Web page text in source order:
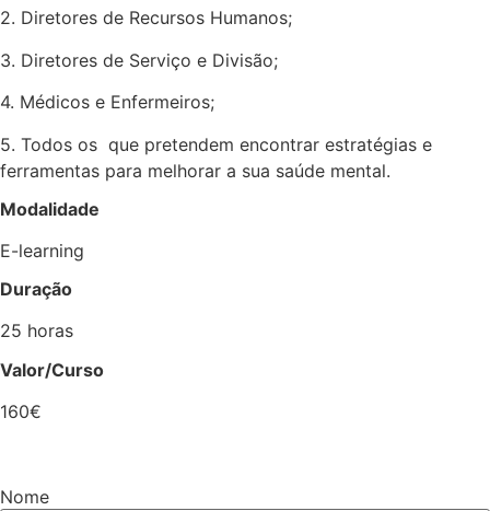
2. Diretores de Recursos Humanos;
3. Diretores de Serviço e Divisão;
4. Médicos e Enfermeiros;
5. Todos os que pretendem encontrar estratégias e
ferramentas para melhorar a sua saúde mental.
Modalidade
E-learning
Duração
25 horas
Valor/Curso
160€
Nome